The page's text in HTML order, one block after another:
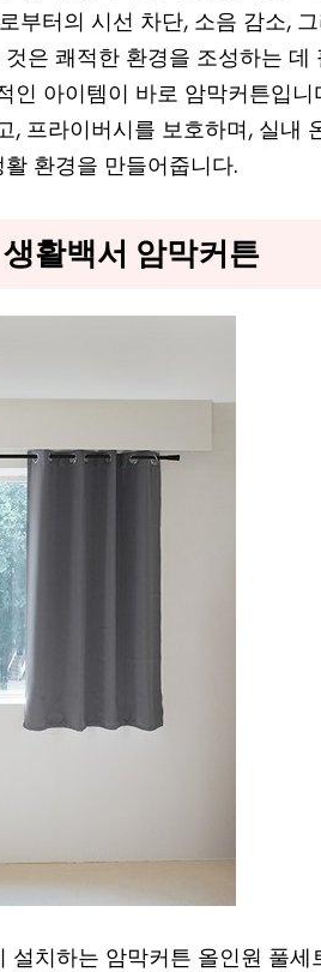
부터의 시선 차단, 소음 감소,
은 쾌적한 환경을 조성하는 데
인 아이템이 바로 암막커튼입니
, 프라이버시를 보호하며, 실내
환경을 만들어줍니다.
활백서 암막커튼
치하는 암막커튼 올인원 풀세